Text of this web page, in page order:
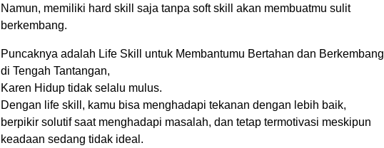
Namun, memiliki hard skill saja tanpa soft skill akan membuatmu sulit
berkembang.
Puncaknya adalah Life Skill untuk Membantumu Bertahan dan Berkembang
di Tengah Tantangan,
Karen Hidup tidak selalu mulus.
Dengan life skill, kamu bisa menghadapi tekanan dengan lebih baik,
berpikir solutif saat menghadapi masalah, dan tetap termotivasi meskipun
keadaan sedang tidak ideal.